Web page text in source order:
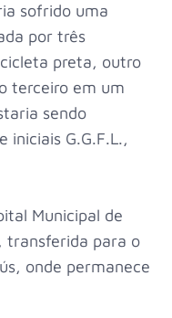
sofrido uma
por três
preta, outro
terceiro em um
sendo
iniciais G.G.F.L.,
Municipal de
transferida para o
onde permanece